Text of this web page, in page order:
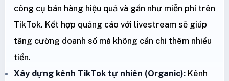
công cụ bán hàng hiệu quả và gần như miễn phí trên
TikTok. Kết hợp quảng cáo với livestream sẽ giúp
tăng cường doanh số mà không cần chi thêm nhiều
tiền.
Xây dựng kênh TikTok tự nhiên (Organic): Kênh